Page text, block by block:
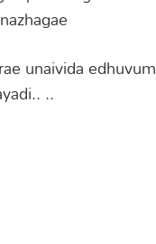
unaivida edhuvum
..